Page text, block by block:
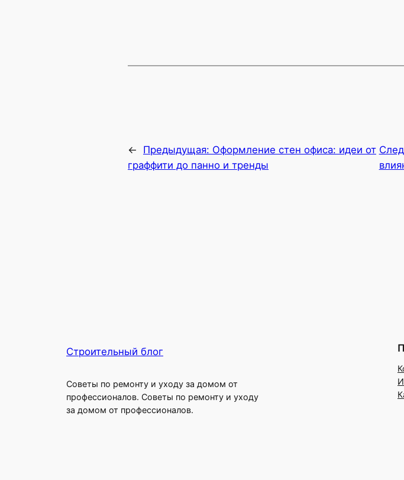
← Предыдущая: Оформление стен офиса: идеи от
граффити до панно и тренды
Строительный блог
Советы по ремонту и уходу за домом от
профессионалов. Советы по ремонту и уходу
за домом от профессионалов.